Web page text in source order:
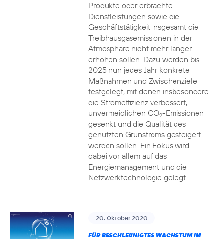
Produkte oder erbrachte
Dienstleistungen sowie die
Geschäftstätigkeit insgesamt die
Treibhausgasemissionen in der
Atmosphäre nicht mehr länger
erhöhen sollen. Dazu werden bis
2025 nun jedes Jahr konkrete
Maßnahmen und Zwischenziele
festgelegt, mit denen insbesondere
die Stromeffizienz verbessert,
unvermeidlichen CO2-Emissionen
gesenkt und die Qualität des
genutzten Grünstroms gesteigert
werden sollen. Ein Fokus wird
dabei vor allem auf das
Energiemanagement und die
Netzwerktechnologie gelegt.
20. Oktober 2020
FÜR BESCHLEUNIGTES WACHSTUM IM